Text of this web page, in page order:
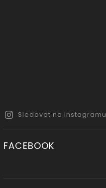
Sledovat na Instagramu
FACEBOOK